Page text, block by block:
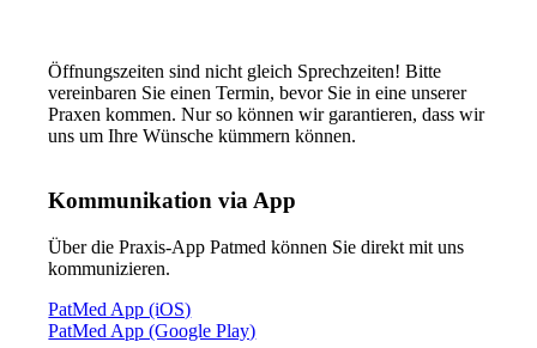
Öffnungszeiten sind nicht gleich Sprechzeiten! Bitte
vereinbaren Sie einen Termin, bevor Sie in eine unserer
Praxen kommen. Nur so können wir garantieren, dass wir
uns um Ihre Wünsche kümmern können.
Kommunikation via App
Über die Praxis-App Patmed können Sie direkt mit uns
kommunizieren.
PatMed App (iOS)
PatMed App (Google Play)